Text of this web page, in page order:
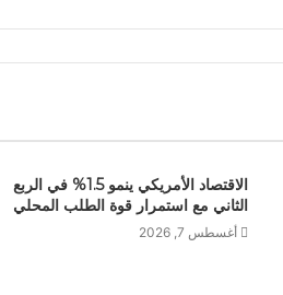
الاقتصاد الأمريكي ينمو 1.5% في الربع
الثاني مع استمرار قوة الطلب المحلي
أغسطس 7, 2026